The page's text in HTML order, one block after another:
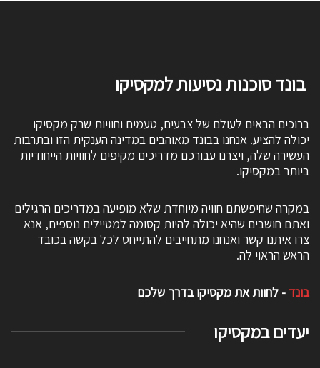
בונד סוכנות נסיעות למקסיקו
ברוכים הבאים לעולם של צבעים, טעמים וחוויות שרק מקסיקו
יכולה להציע. אנחנו בבונד מאוהבים במדינה הענקית הזו ובתרבות
העשירה שלה, ויצרנו עבורכם מדריכים מקיפים לחוויות הייחודיות
ביותר במקסיקו.
במקרה שחיפשתם חוויה מיוחדת שלא מופיעה במדריכים הרגילים
ואתם חושבים שהיא יכולה להיות קסומה למטיילים נוספים, אנא
צרו איתנו קשר ואנחנו מתחייבים להתייחס לכל בקשה בכובד
הראש הראוי לה.
בונד - לחוות את מקסיקו בדרך שלכם
יעדים במקסיקו